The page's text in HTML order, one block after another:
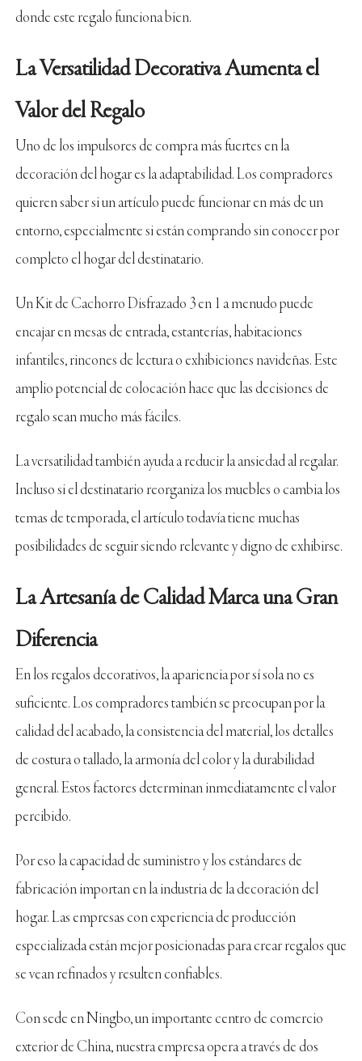
donde este regalo funciona bien.
La Versatilidad Decorativa Aumenta el
Valor del Regalo
Uno de los impulsores de compra más fuertes en la
decoración del hogar es la adaptabilidad. Los compradores
quieren saber si un artículo puede funcionar en más de un
entorno, especialmente si están comprando sin conocer por
completo el hogar del destinatario.
Un Kit de Cachorro Disfrazado 3 en 1 a menudo puede
encajar en mesas de entrada, estanterías, habitaciones
infantiles, rincones de lectura o exhibiciones navideñas. Este
amplio potencial de colocación hace que las decisiones de
regalo sean mucho más fáciles.
La versatilidad también ayuda a reducir la ansiedad al regalar.
Incluso si el destinatario reorganiza los muebles o cambia los
temas de temporada, el artículo todavía tiene muchas
posibilidades de seguir siendo relevante y digno de exhibirse.
La Artesanía de Calidad Marca una Gran
Diferencia
En los regalos decorativos, la apariencia por sí sola no es
suficiente. Los compradores también se preocupan por la
calidad del acabado, la consistencia del material, los detalles
de costura o tallado, la armonía del color y la durabilidad
general. Estos factores determinan inmediatamente el valor
percibido.
Por eso la capacidad de suministro y los estándares de
fabricación importan en la industria de la decoración del
hogar. Las empresas con experiencia de producción
especializada están mejor posicionadas para crear regalos que
se vean refinados y resulten confiables.
Con sede en Ningbo, un importante centro de comercio
exterior de China, nuestra empresa opera a través de dos